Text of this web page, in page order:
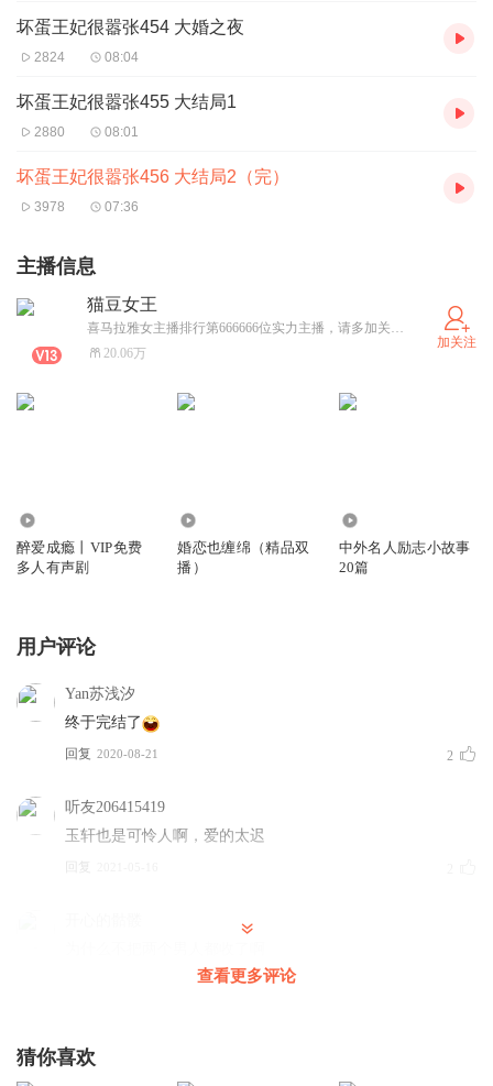
坏蛋王妃很嚣张454 大婚之夜
2824 08:04
坏蛋王妃很嚣张455 大结局1
2880 08:01
坏蛋王妃很嚣张456 大结局2（完）
3978 07:36
主播信息
猫豆女王
喜马拉雅女主播排行第666666位实力主播，请多加关注！详情请持续关注~
20.06万
加关注
醉爱成瘾丨VIP免费
多人有声剧
婚恋也缠绵（精品双
播）
中外名人励志小故事
20篇
用户评论
Yan苏浅汐
终于完结了
回复 2020-08-21 2
听友206415419
玉轩也是可怜人啊，爱的太迟
回复
很好听，故事很感人。
查看更多评论
猜你喜欢